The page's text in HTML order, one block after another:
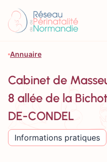
Annuaire
Cabinet de
8 allée de la
DE-CONDEL
Informations pratiques